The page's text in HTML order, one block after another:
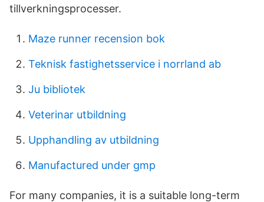
tillverkningsprocesser.
Maze runner recension bok
Teknisk fastighetsservice i norrland ab
Ju bibliotek
Veterinar utbildning
Upphandling av utbildning
Manufactured under gmp
For many companies, it is a suitable long-term